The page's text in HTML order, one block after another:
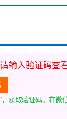
输入验证码查
”，获取验证码。在微